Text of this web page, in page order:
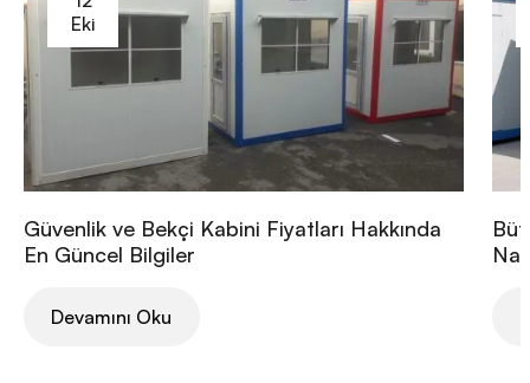
Eki
Güvenlik ve Bekçi Kabini Fiyatları Hakkında
En Güncel Bilgiler
Devamını Oku